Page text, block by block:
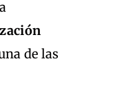
de las